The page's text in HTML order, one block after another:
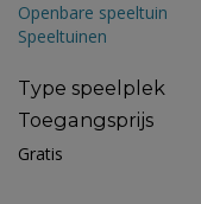
Openbare speeltuin
Speeltuinen
Type speelplek
Toegangsprijs
Gratis